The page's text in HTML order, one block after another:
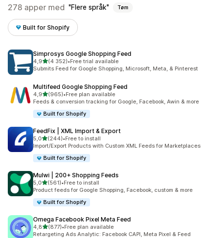
278 apper med Flere språk Tøm
Built for Shopify
Simprosys Google Shopping Feed
4,9av 5 stjerner
(4 352)
Totalt 4352 omtaler
•Free trial available
Submits Feed for Google Shopping, Microsoft, Meta, & Pinterest
Multifeed Google Shopping Feed
4,9av 5 stjerner
(965)
Totalt 965 omtaler
•Free plan available
Feeds & conversion tracking for Google, Facebook, Awin & more
Built for Shopify
FeedFix | XML Import & Export
5,0av 5 stjerner
(244)
Totalt 244 omtaler
•Free to install
Import/Export Products with Custom XML Feeds for Marketplaces
Built for Shopify
Mulwi | 200+ Shopping Feeds
5,0av 5 stjerner
(561)
Totalt 561 omtaler
•Free to install
Product feeds for Google Shopping, Facebook, custom & more
Built for Shopify
Omega Facebook Pixel Meta Feed
4,8av 5 stjerner
(877)
Totalt 877 omtaler
•Free plan available
Retargeting Ads Analytic: Facebook CAPI, Meta Pixel & Feed